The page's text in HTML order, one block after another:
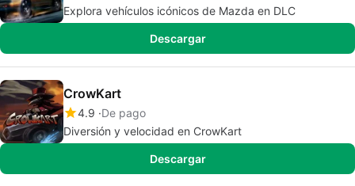
Explora vehículos icónicos de Mazda en DLC
Descargar
CrowKart
4.9 De pago
Diversión y velocidad en CrowKart
Descargar